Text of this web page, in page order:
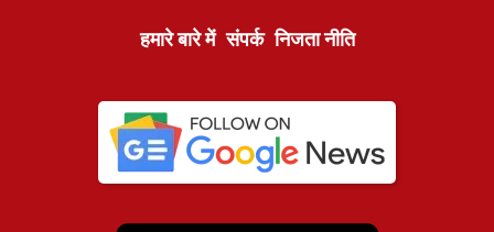
हमारे बारे में संपर्क निजता नीति